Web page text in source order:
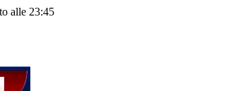
alle 23:45